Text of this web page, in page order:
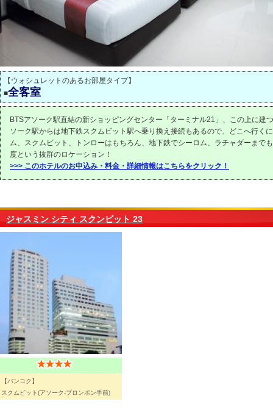
【ウォシュレットのあるお部屋タイプ】
■全客室
BTSアソーク駅直結の新ショッピングセンター「ターミナル21」、この上に建
ソーク駅からは地下鉄スクムビット駅へ乗り換え接続もあるので、どこへ行く
ム、スクムビット、トンローはもちろん、地下鉄でシーロム、ラチャダーまで
度という抜群のロケーション！
>>> このホテルのお申込み・料金・詳細情報はこちらをクリック！
ジャスミン シティ スクンビット 23
【バンコク】
スクムビット(アソーク-プロンポン手前)